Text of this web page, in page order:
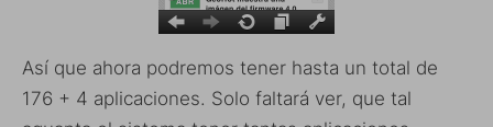
Así que ahora podremos tener hasta un total de
176 + 4 aplicaciones. Solo faltará ver, que tal